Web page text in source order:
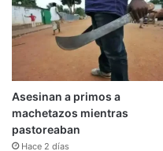
Asesinan a primos a
machetazos mientras
pastoreaban
Hace 2 días